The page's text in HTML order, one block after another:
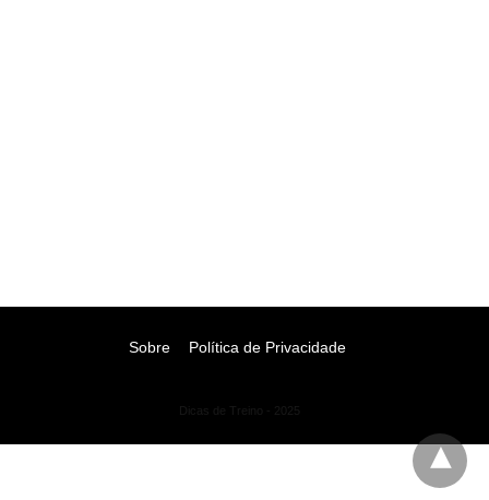
Sobre Política de Privacidade
Dicas de Treino - 2025